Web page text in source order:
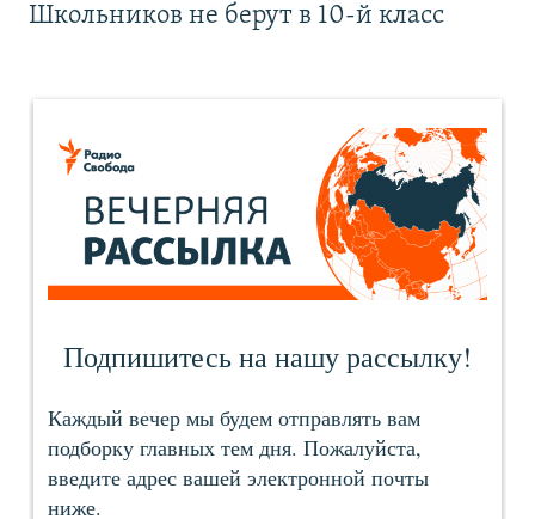
Школьников не берут в 10-й класс